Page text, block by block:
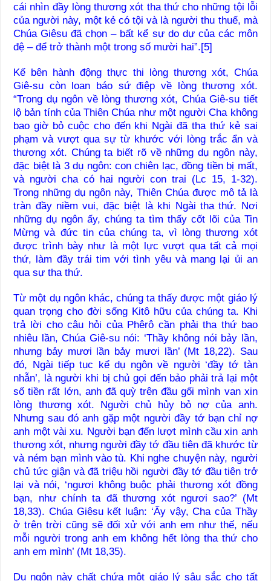
cái nhìn đầy lòng thương xót tha thứ cho những tội lỗi
của người này, một kẻ có tội và là người thu thuế, mà
Chúa Giêsu đã chọn – bất kể sự do dự của các môn
đệ – để trở thành một trong số mười hai”.[5]
Kế bên hành động thực thi lòng thương xót, Chúa
Giê-su còn loan báo sứ điệp về lòng thương xót.
“Trong dụ ngôn về lòng thương xót, Chúa Giê-su tiết
lộ bản tính của Thiên Chúa như một người Cha không
bao giờ bỏ cuộc cho đến khi Ngài đã tha thứ kẻ sai
phạm và vượt qua sự từ khước với lòng trắc ẩn và
thương xót. Chúng ta biết rõ về những dụ ngôn này,
đặc biệt là 3 dụ ngôn: con chiên lạc, đồng tiền bị mất,
và người cha có hai người con trai (Lc 15, 1-32).
Trong những dụ ngôn này, Thiên Chúa được mô tả là
tràn đầy niềm vui, đặc biệt là khi Ngài tha thứ. Nơi
những dụ ngôn ấy, chúng ta tìm thấy cốt lõi của Tin
Mừng và đức tin của chúng ta, vì lòng thương xót
được trình bày như là một lực vượt qua tất cả mọi
thứ, làm đầy trái tim với tình yêu và mang lại ủi an
qua sự tha thứ.
Từ một dụ ngôn khác, chúng ta thấy được một giáo lý
quan trọng cho đời sống Kitô hữu của chúng ta. Khi
trả lời cho câu hỏi của Phêrô cần phải tha thứ bao
nhiêu lần, Chúa Giê-su nói: ‘Thầy không nói bảy lần,
nhưng bảy mươi lần bảy mươi lần’ (Mt 18,22). Sau
đó, Ngài tiếp tục kể dụ ngôn về người ‘đầy tớ tàn
nhẫn’, là người khi bị chủ gọi đến bảo phải trả lại một
số tiền rất lớn, anh đã quỳ trên đầu gối mình van xin
lòng thương xót. Người chủ hủy bỏ nợ của anh.
Nhưng sau đó anh gặp một người đầy tớ bạn chỉ nợ
anh một vài xu. Người bạn đến lượt mình cầu xin anh
thương xót, nhưng người đầy tớ đầu tiên đã khước từ
và ném bạn mình vào tù. Khi nghe chuyện này, người
chủ tức giận và đã triệu hồi người đầy tớ đầu tiên trở
lại và nói, ‘ngươi không buộc phải thương xót đồng
bạn, như chính ta đã thương xót ngươi sao?’ (Mt
18,33). Chúa Giêsu kết luận: ‘Ấy vậy, Cha của Thầy
ở trên trời cũng sẽ đối xử với anh em như thế, nếu
mỗi người trong anh em không hết lòng tha thứ cho
anh em mình’ (Mt 18,35).
Dụ ngôn này chất chứa một giáo lý sâu sắc cho tất